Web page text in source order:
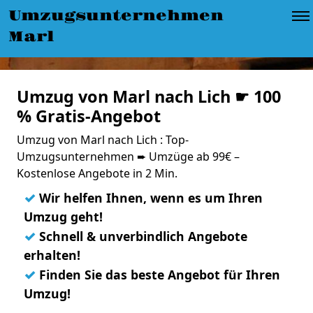
Umzugsunternehmen
Marl
Umzug von Marl nach Lich ☛ 100
% Gratis-Angebot
Umzug von Marl nach Lich : Top-
Umzugsunternehmen ➨ Umzüge ab 99€ –
Kostenlose Angebote in 2 Min.
✓ Wir helfen Ihnen, wenn es um Ihren
Umzug geht!
✓ Schnell & unverbindlich Angebote
erhalten!
✓ Finden Sie das beste Angebot für Ihren
Umzug!